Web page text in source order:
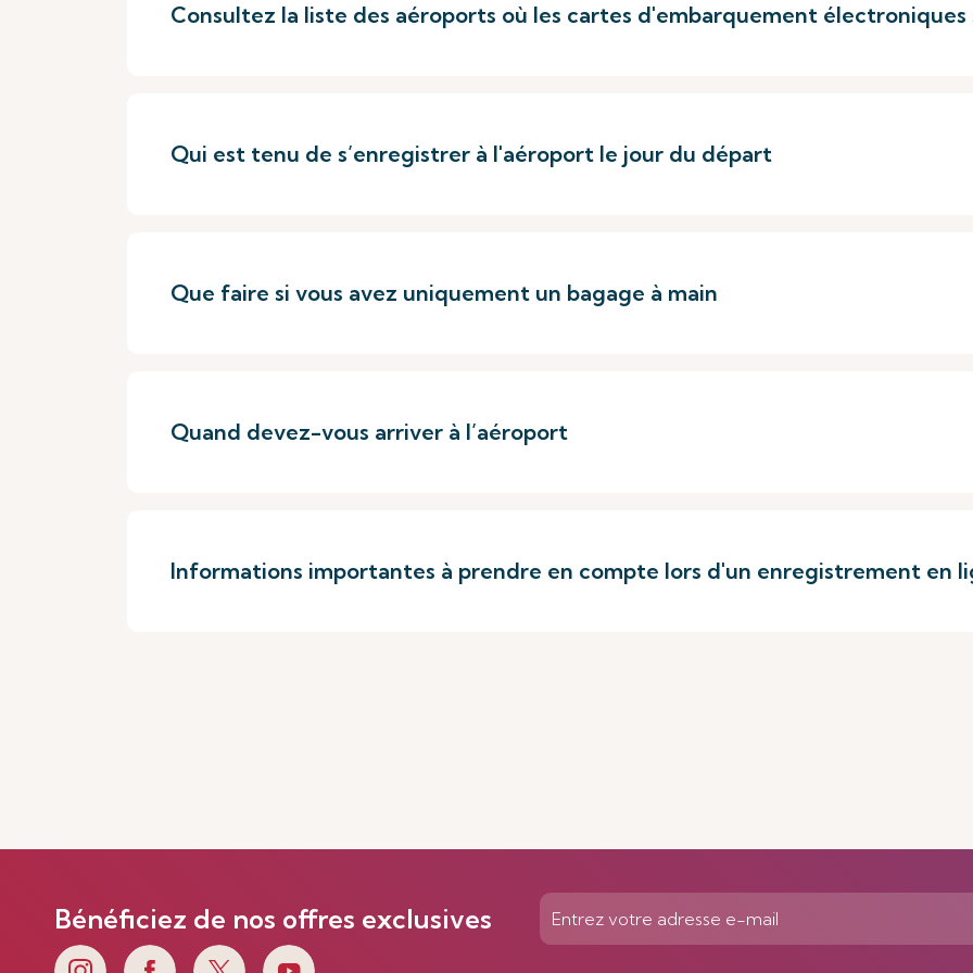
Consultez la liste des aéroports où les cartes d'embarquement électroniques
Qui est tenu de s’enregistrer à l'aéroport le jour du départ
Que faire si vous avez uniquement un bagage à main
Quand devez-vous arriver à l’aéroport
Informations importantes à prendre en compte lors d'un enregistrement en
Bénéficiez de nos offres exclusives